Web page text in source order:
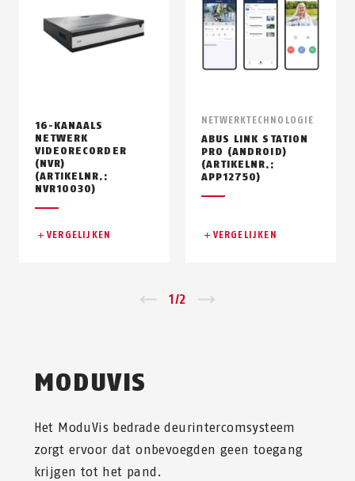
16-KANAALS
NETWERK
VIDEORECORDER
(NVR)
(ARTIKELNR.:
NVR10030)
VERGELIJKEN
NETWERKTECHNOLOGIE
ABUS LINK STATION
PRO (ANDROID)
(ARTIKELNR.:
APP12750)
VERGELIJKEN
Zurück
1 /2
MODUVIS
Het ModuVis bedrade deurintercomsysteem
zorgt ervoor dat onbevoegden geen toegang
krijgen tot het pand.